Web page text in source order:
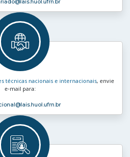
@lais.huol.ufrn.br
técnicas nacionais e internacionais, envie
e‑mail para:
@lais.huol.ufrn.br